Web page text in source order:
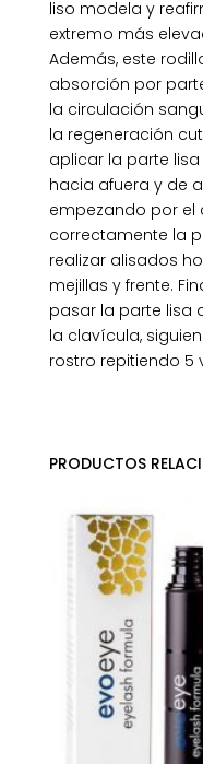
liso modela y
extremo más
Además, este
absorción por
la circulación
la regeneración
aplicar la parte
hacia afuera y de
empezando por el
correctamente la
realizar alisados
mejillas y frente.
pasar la parte lisa
la clavícula,
rostro repitiendo 5
PRODUCTOS